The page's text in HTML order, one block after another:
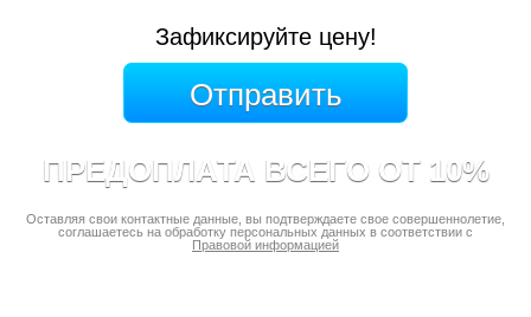
Зафиксируйте цену!
ПРЕДОПЛАТА ВСЕГО ОТ 10%
Оставляя свои контактные данные, вы подтверждаете свое совершеннолетие,
соглашаетесь на обработку персональных данных в соответствии с
Правовой информацией